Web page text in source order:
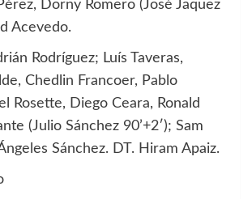
Dorny Romero (José Jaquez
Acevedo.
Rodríguez; Luís Taveras,
Chedlin Francoer, Pablo
Rosette, Diego Ceara, Ronald
(Julio Sánchez 90’+2′); Sam
Sánchez. DT. Hiram Apaiz.